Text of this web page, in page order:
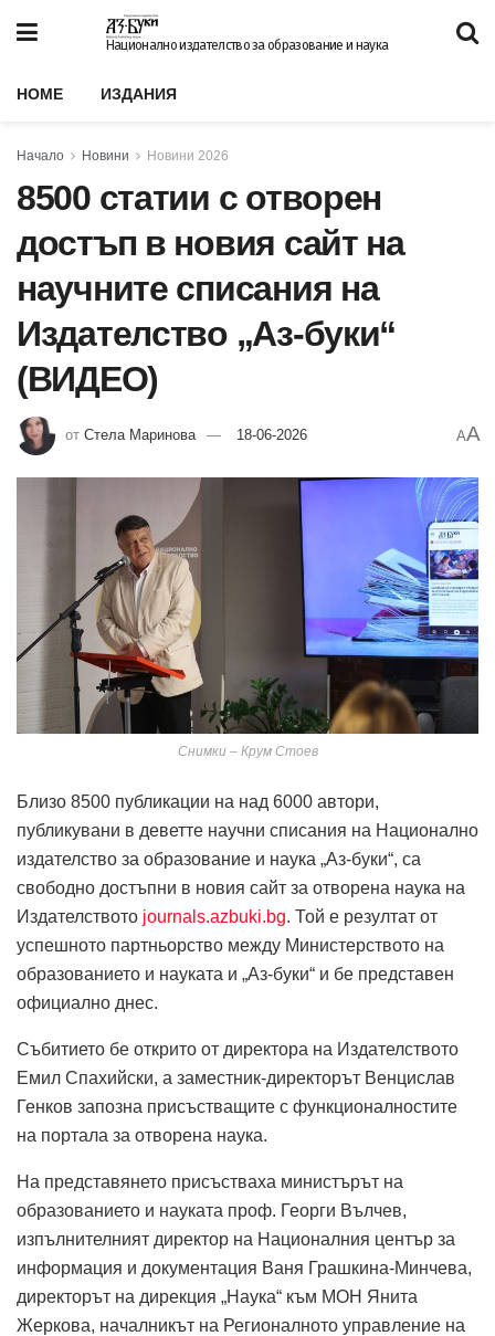
Национално издателство за образование и наука
HOME ИЗДАНИЯ
Начало Новини Новини 2026
8500 статии с отворен
достъп в новия сайт на
научните списания на
Издателство „Аз-буки“
(ВИДЕО)
от Стела Маринова 18-06-2026 AA
Снимки – Крум Стоев
Близо 8500 публикации на над 6000 автори,
публикувани в деветте научни списания на Национално
издателство за образование и наука „Аз-буки“, са
свободно достъпни в новия сайт за отворена наука на
Издателството journals.azbuki.bg. Той е резултат от
успешното партньорство между Министерството на
образованието и науката и „Аз-буки“ и бе представен
официално днес.
Събитието бе открито от директора на Издателството
Емил Спахийски, а заместник-директорът Венцислав
Генков запозна присъстващите с функционалностите
на портала за отворена наука.
На представянето присъстваха министърът на
образованието и науката проф. Георги Вълчев,
изпълнителният директор на Националния център за
информация и документация Ваня Грашкина-Минчева,
директорът на дирекция „Наука“ към МОН Янита
Жеркова, началникът на Регионалното управление на